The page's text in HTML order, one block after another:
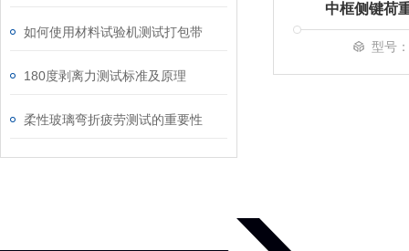
如何使用材料试验机测试打包带
180度剥离力测试标准及原理
柔性玻璃弯折疲劳测试的重要性
中框侧键荷
型号